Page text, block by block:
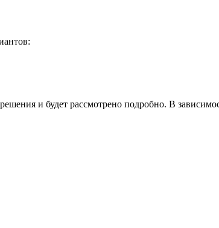
и будет рассмотрено подробно. В